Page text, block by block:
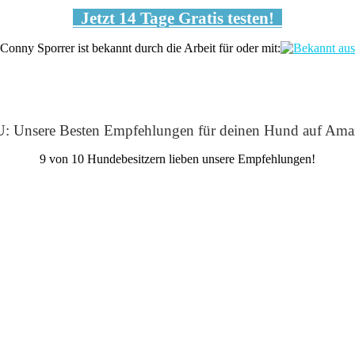
Jetzt 14 Tage Gratis testen!
Conny Sporrer ist bekannt durch die Arbeit für oder mit:
Unsere Besten Empfehlungen für deinen Hund auf
9 von 10 Hundebesitzern lieben unsere Empfehlungen!